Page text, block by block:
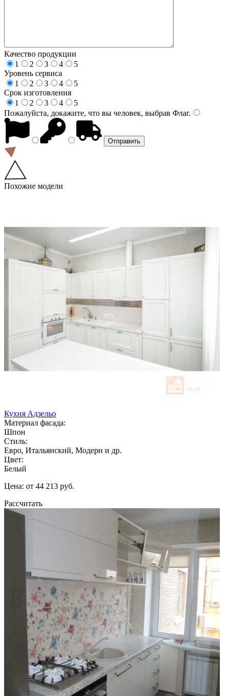
Качество продукции
1
2 3 4
5
Уровень сервиса
1
2 3 4
5
Срок изготовления
1
2 3 4
5
Пожалуйста, докажите, что вы человек, выбрав Флаг.
Похожие модели
Кухня Адзельо
Материал фасада:
Шпон
Стиль:
Евро, Итальянский, Модерн и др.
Цвет:
Белый
Цена: от 44 213 руб.
Рассчитать